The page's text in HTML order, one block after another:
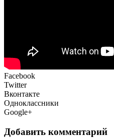
Facebook
Twitter
Вконтакте
Одноклассники
Google+
Добавить комментарий